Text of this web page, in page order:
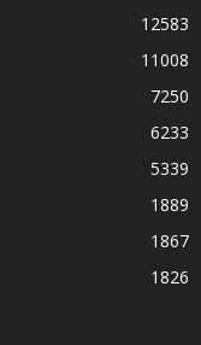
12583
11008
7250
6233
5339
1889
1867
1826